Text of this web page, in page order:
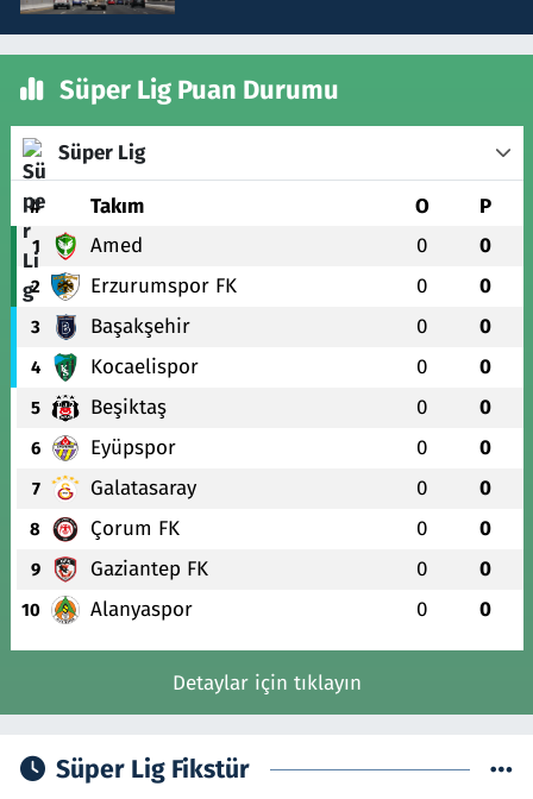
Süper Lig Puan Durumu
Süper Lig
# Takım O P
1 Amed 0 0
2 Erzurumspor FK 0 0
3 Başakşehir 0 0
4 Kocaelispor 0 0
5 Beşiktaş 0 0
6 Eyüpspor 0 0
7 Galatasaray 0 0
8 Çorum FK 0 0
9 Gaziantep FK 0 0
10 Alanyaspor 0 0
Detaylar için tıklayın
Süper Lig Fikstür